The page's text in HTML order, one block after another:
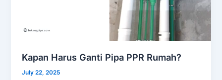
Kapan Harus Ganti Pipa PPR Rumah?
July 22, 2025